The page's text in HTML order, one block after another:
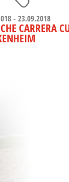
- 23.09.2018
CARRERA